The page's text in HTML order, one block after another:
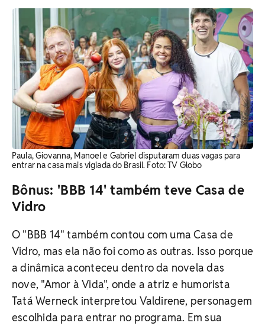
Paula, Giovanna, Manoel e Gabriel disputaram duas vagas para
entrar na casa mais vigiada do Brasil. Foto: TV Globo
Bônus: 'BBB 14' também teve Casa de
Vidro
O "BBB 14" também contou com uma Casa de
Vidro, mas ela não foi como as outras. Isso porque
a dinâmica aconteceu dentro da novela das
nove, "Amor à Vida", onde a atriz e humorista
Tatá Werneck interpretou Valdirene, personagem
escolhida para entrar no programa. Em sua